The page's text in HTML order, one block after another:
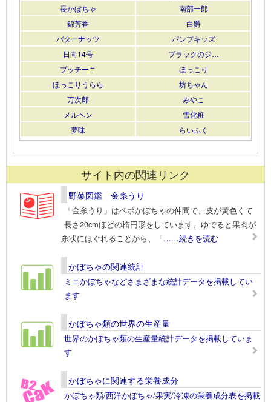
長かぼちゃ
南部一郎
錦芳香
白爵
バターナッツ
パンプキッズ
日向14号
ブラックのジ…
プッチーニ
ほっこり
ほっこりうらら
坊ちゃん
万次郎
みやこ
メルヘン
雪化粧
夢味
らいふく
サイト内の関連リンク
野菜図鑑 金糸うり
「金糸うり」はペポかぼちゃの仲間で、皮が黄色くて
長さ20cmほどの楕円形をしています。ゆでると果肉が
糸状にほぐれることから、「……続きを読む
かぼちゃの関連統計
ミニかぼちゃなどさまざまな統計データを掲載してい
ます
かぼちゃ類の世界の生産量
世界のかぼちゃ類の生産量統計データを掲載していま
す
かぼちゃに関連する栄養成分
かぼちゃ類/西洋かぼちゃ/果実/冷凍の栄養成分表を掲載